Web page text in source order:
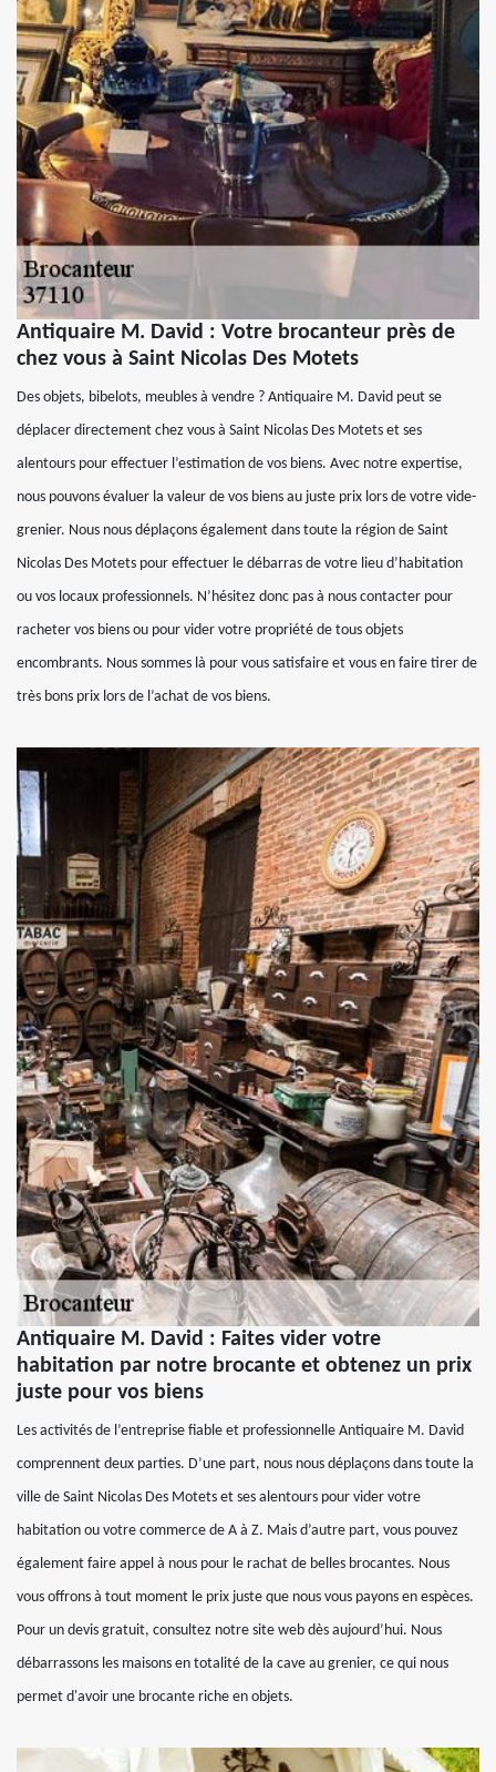
Antiquaire M. David : Votre brocanteur près de
chez vous à Saint Nicolas Des Motets
Des objets, bibelots, meubles à vendre ? Antiquaire M. David peut se
déplacer directement chez vous à Saint Nicolas Des Motets et ses
alentours pour effectuer l’estimation de vos biens. Avec notre expertise,
nous pouvons évaluer la valeur de vos biens au juste prix lors de votre vide-
grenier. Nous nous déplaçons également dans toute la région de Saint
Nicolas Des Motets pour effectuer le débarras de votre lieu d’habitation
ou vos locaux professionnels. N’hésitez donc pas à nous contacter pour
racheter vos biens ou pour vider votre propriété de tous objets
encombrants. Nous sommes là pour vous satisfaire et vous en faire tirer de
très bons prix lors de l’achat de vos biens.
Antiquaire M. David : Faites vider votre
habitation par notre brocante et obtenez un prix
juste pour vos biens
Les activités de l’entreprise fiable et professionnelle Antiquaire M. David
comprennent deux parties. D’une part, nous nous déplaçons dans toute la
ville de Saint Nicolas Des Motets et ses alentours pour vider votre
habitation ou votre commerce de A à Z. Mais d’autre part, vous pouvez
également faire appel à nous pour le rachat de belles brocantes. Nous
vous offrons à tout moment le prix juste que nous vous payons en espèces.
Pour un devis gratuit, consultez notre site web dès aujourd’hui. Nous
débarrassons les maisons en totalité de la cave au grenier, ce qui nous
permet d'avoir une brocante riche en objets.